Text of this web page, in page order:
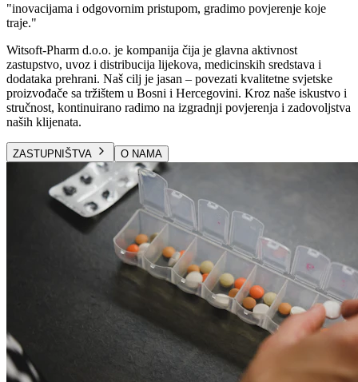
"inovacijama i odgovornim pristupom, gradimo povjerenje koje
traje."
Witsoft-Pharm d.o.o. je kompanija čija je glavna aktivnost
zastupstvo, uvoz i distribucija lijekova, medicinskih sredstava i
dodataka prehrani. Naš cilj je jasan – povezati kvalitetne svjetske
proizvođače sa tržištem u Bosni i Hercegovini. Kroz naše iskustvo i
stručnost, kontinuirano radimo na izgradnji povjerenja i zadovoljstva
naših klijenata.
ZASTUPNIŠTVA O NAMA